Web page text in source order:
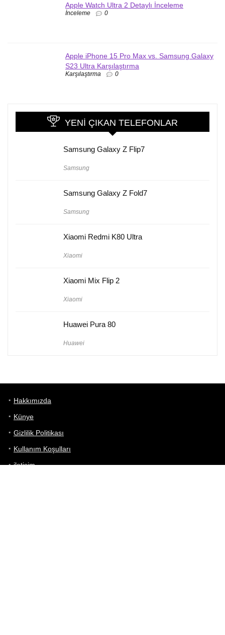
Apple Watch Ultra 2 Detaylı İnceleme
İnceleme 0
Apple iPhone 15 Pro Max vs. Samsung Galaxy
S23 Ultra Karşılaştırma
Karşılaştırma 0
YENI ÇIKAN TELEFONLAR
Samsung Galaxy Z Flip7
Samsung
Samsung Galaxy Z Fold7
Samsung
Xiaomi Redmi K80 Ultra
Xiaomi
Xiaomi Mix Flip 2
Xiaomi
Huawei Pura 80
Huawei
Hakkımızda
Künye
Gizlilik Politikası
Kullanım Koşulları
iletişim